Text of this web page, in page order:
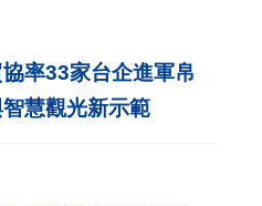
率33家台企進軍帛
慧觀光新示範